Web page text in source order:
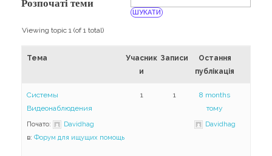
Навчання
Карти Духів
Розпочаті теми
Viewing topic 1 (of 1 total)
Тема
Учасник
и
Записи
Остання
публікація
Системы
Видеонаблюдения
Почато:
Davidhag
в: Форум для ищущих помощь
1 1
8 months
тому
Davidhag